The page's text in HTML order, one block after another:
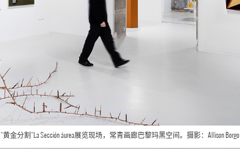
“黄金分割“La Sección áurea展览现场，常青画廊巴黎玛黑空间。摄影：Allison Borgo